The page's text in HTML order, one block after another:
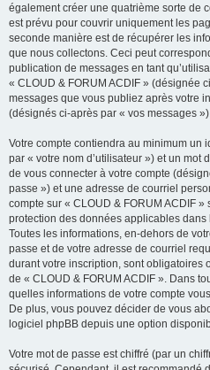
également créer une quatrième sorte de
est prévu pour couvrir uniquement les
seconde manière est de récupérer les
que nous collectons. Ceci peut
publication de messages en tant
« CLOUD & FORUM ACDIF » (désignée
messages que vous publiez après votre
(désignés ci-après par « vos messages
Votre compte contiendra au minimum un
par « votre nom d’utilisateur ») et un mot
de vous connecter à votre compte
passe ») et une adresse de courriel
compte sur « CLOUD & FORUM ACDIF
protection des données applicables
Toutes les informations, en-dehors de
passe et de votre adresse de courriel
durant votre inscription, sont obligatoires
de « CLOUD & FORUM ACDIF ». Dans
quelles informations de votre compte
De plus, vous pouvez décider de vous
logiciel phpBB depuis une option
Votre mot de passe est chiffré (par un